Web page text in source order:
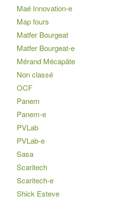
Maé Innovation-e
Map fours
Matfer Bourgeat
Matfer Bourgeat-e
Mérand Mécapâte
Non classé
OCF
Panem
Panem-e
PVLab
PVLab-e
Sasa
Scaritech
Scaritech-e
Shick Esteve